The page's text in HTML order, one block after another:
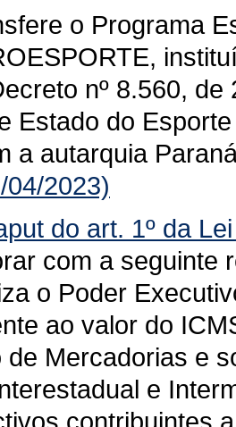
o Programa
nº 8.560,
Estado do
a autarquia
04/2023)
do art. 1º da
com a seguinte
o Poder
ao valor do
de Mercadorias e
e